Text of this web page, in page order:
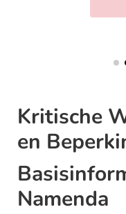
Kritische
en
Namenda